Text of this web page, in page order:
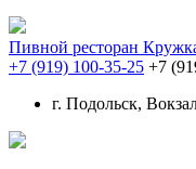
Пивной ресторан
+7 (919) 100-35-25 +7
г. Подольск,